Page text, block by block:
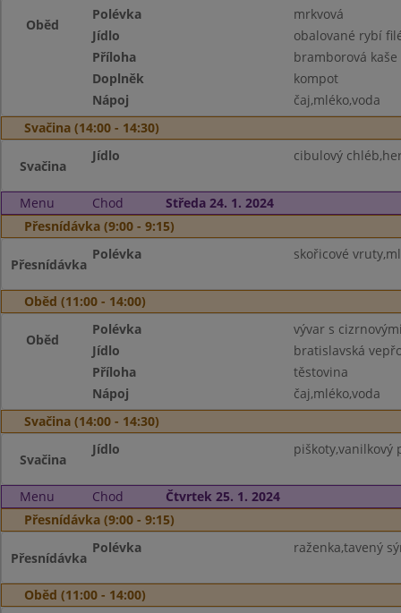
Oběd
Polévka
mrkvová
Jídlo
obalované rybí
Příloha
bramborová kaše
Doplněk
kompot
Nápoj
čaj,mléko,voda
Svačina (14:00 - 14:30)
Svačina
Jídlo cibulový
Menu Chod
Středa 24. 1. 2024
Přesnídávka (9:00 - 9:15)
Přesnídávka
Polévka skořicové
Oběd (11:00 - 14:00)
Oběd
Polévka
vývar s
Jídlo
bratislavská
Příloha
těstovina
Nápoj
čaj,mléko,voda
Svačina (14:00 - 14:30)
Svačina
Jídlo piškoty,vanilkový
Menu Chod
Čtvrtek 25. 1. 2024
Přesnídávka (9:00 - 9:15)
Přesnídávka
Polévka raženka,tavený
Oběd (11:00 - 14:00)